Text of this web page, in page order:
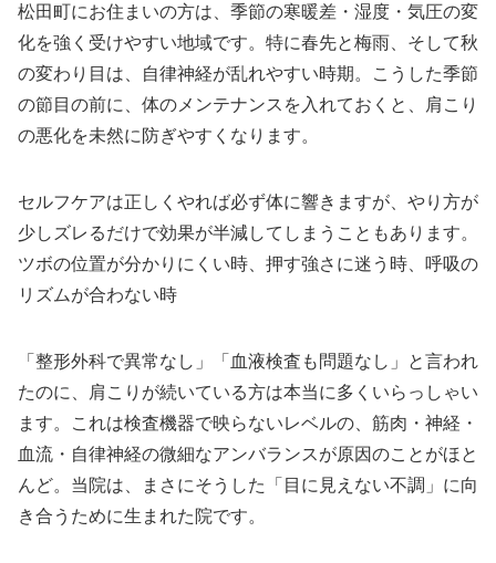
松田町にお住まいの方は、季節の寒暖差・湿度・気圧の変
化を強く受けやすい地域です。特に春先と梅雨、そして秋
の変わり目は、自律神経が乱れやすい時期。こうした季節
の節目の前に、体のメンテナンスを入れておくと、肩こり
の悪化を未然に防ぎやすくなります。
セルフケアは正しくやれば必ず体に響きますが、やり方が
少しズレるだけで効果が半減してしまうこともあります。
ツボの位置が分かりにくい時、押す強さに迷う時、呼吸の
リズムが合わない時
「整形外科で異常なし」「血液検査も問題なし」と言われ
たのに、肩こりが続いている方は本当に多くいらっしゃい
ます。これは検査機器で映らないレベルの、筋肉・神経・
血流・自律神経の微細なアンバランスが原因のことがほと
んど。当院は、まさにそうした「目に見えない不調」に向
き合うために生まれた院です。